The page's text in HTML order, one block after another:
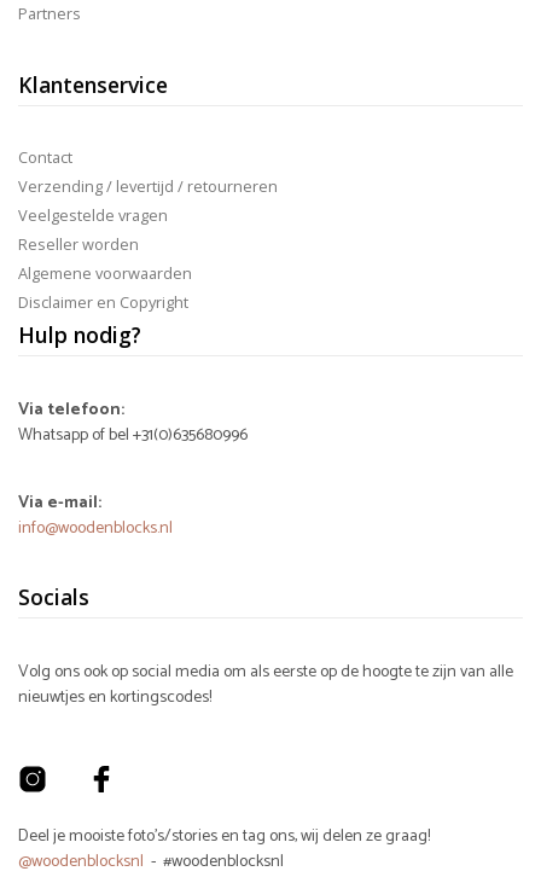
Partners
Klantenservice
Contact
Verzending / levertijd / retourneren
Veelgestelde vragen
Reseller worden
Algemene voorwaarden
Disclaimer en Copyright
Hulp nodig?
Via telefoon:
Whatsapp of bel +31(0)635680996
Via e-mail:
info@woodenblocks.nl
Socials
Volg ons ook op social media om als eerste op de hoogte te zijn van alle
nieuwtjes en kortingscodes!
Deel je mooiste foto's/stories en tag ons, wij delen ze graag!
@woodenblocksnl - #woodenblocksnl